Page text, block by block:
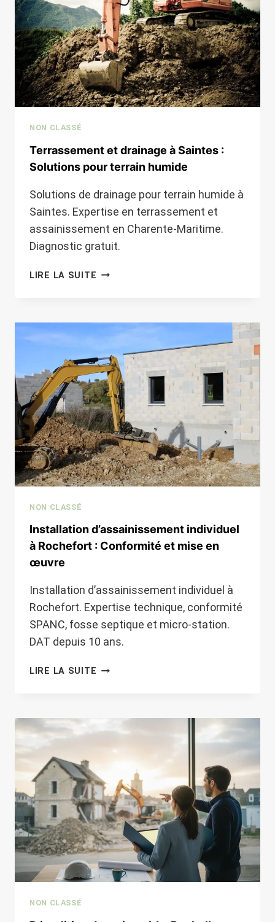
ET
DES
PROCÉDURES
SÉCURISÉES
NON CLASSÉ
Terrassement et drainage à Saintes :
Solutions pour terrain humide
Solutions de drainage pour terrain humide à
Saintes. Expertise en terrassement et
assainissement en Charente-Maritime.
Diagnostic gratuit.
LIRE LA SUITE TERRASSEMENT
SAINTES
SOLUTIONS
POUR
TERRAIN
HUMIDE
NON CLASSÉ
Installation d’assainissement individuel
à Rochefort : Conformité et mise en
œuvre
Installation d’assainissement individuel à
Rochefort. Expertise technique, conformité
SPANC, fosse septique et micro-station.
DAT depuis 10 ans.
LIRE LA SUITE INSTALLATION
MISE
EN
ŒUVRE
NON CLASSÉ